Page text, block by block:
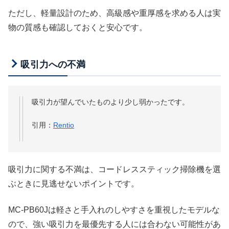
ただし、軽量設計のため、高級感や重厚感を求める人は実
物の質感も確認しておくと安心です。
吸引力への不満
吸引力が望んでいたものより少し弱かったです。
引用： Rentio
吸引力に関する不満は、コードレススティック掃除機を選
ぶときに見逃せないポイントです。
MC-PB60Jは軽さと手入れのしやすさを重視したモデルな
ので、強い吸引力を最優先する人には合わない可能性があ